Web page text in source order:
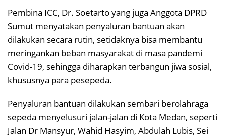
Pembina ICC, Dr. Soetarto yang juga Anggota DPRD
Sumut menyatakan penyaluran bantuan akan
dilakukan secara rutin, setidaknya bisa membantu
meringankan beban masyarakat di masa pandemi
Covid-19, sehingga diharapkan terbangun jiwa sosial,
khususnya para pesepeda.
Penyaluran bantuan dilakukan sembari berolahraga
sepeda menyelusuri jalan-jalan di Kota Medan, seperti
Jalan Dr Mansyur, Wahid Hasyim, Abdulah Lubis, Sei